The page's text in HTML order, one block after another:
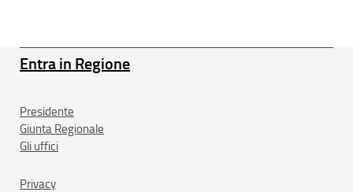
Entra in Regione
Presidente
Giunta Regionale
Gli uffici
Privacy